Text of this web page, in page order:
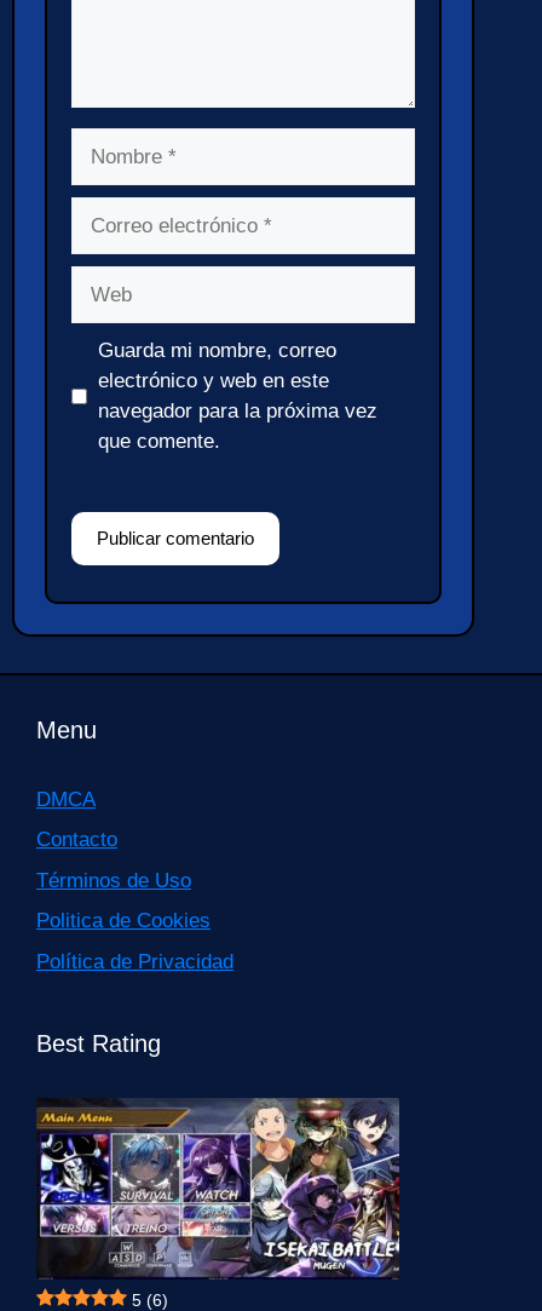
Guarda mi nombre, correo
electrónico y web en este
navegador para la próxima vez
que comente.
Menu
DMCA
Contacto
Términos de Uso
Politica de Cookies
Política de Privacidad
Best Rating
5 (6)